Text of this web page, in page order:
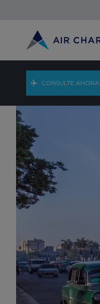
CONSULTE AHORA